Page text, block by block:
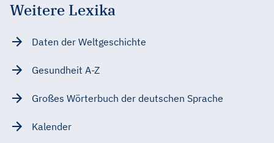
Weitere Lexika
Daten der Weltgeschichte
Gesundheit A-Z
Großes Wörterbuch der deutschen Sprache
Kalender